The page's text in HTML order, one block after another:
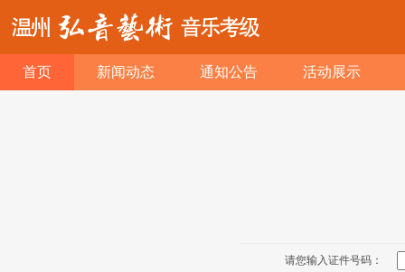
首页 新闻动态 通知公告 活动展示
请您输入证件号码：